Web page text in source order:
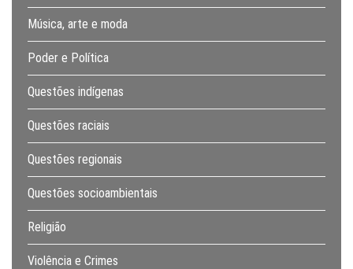
Música, arte e moda
Poder e Política
Questões indígenas
Questões raciais
Questões regionais
Questões socioambientais
Religião
Violência e Crimes